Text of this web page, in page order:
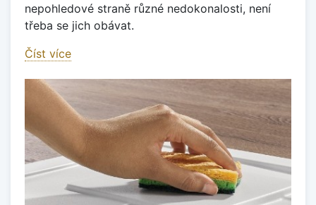
nepohledové straně různé nedokonalosti, není
třeba se jich obávat.
Číst více